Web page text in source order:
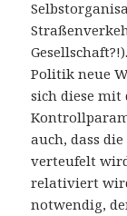
Politik neue
sich diese mit
auch, dass
verteufelt
relativiert
notwendig,